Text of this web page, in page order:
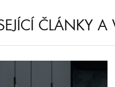
ČLÁNKY A